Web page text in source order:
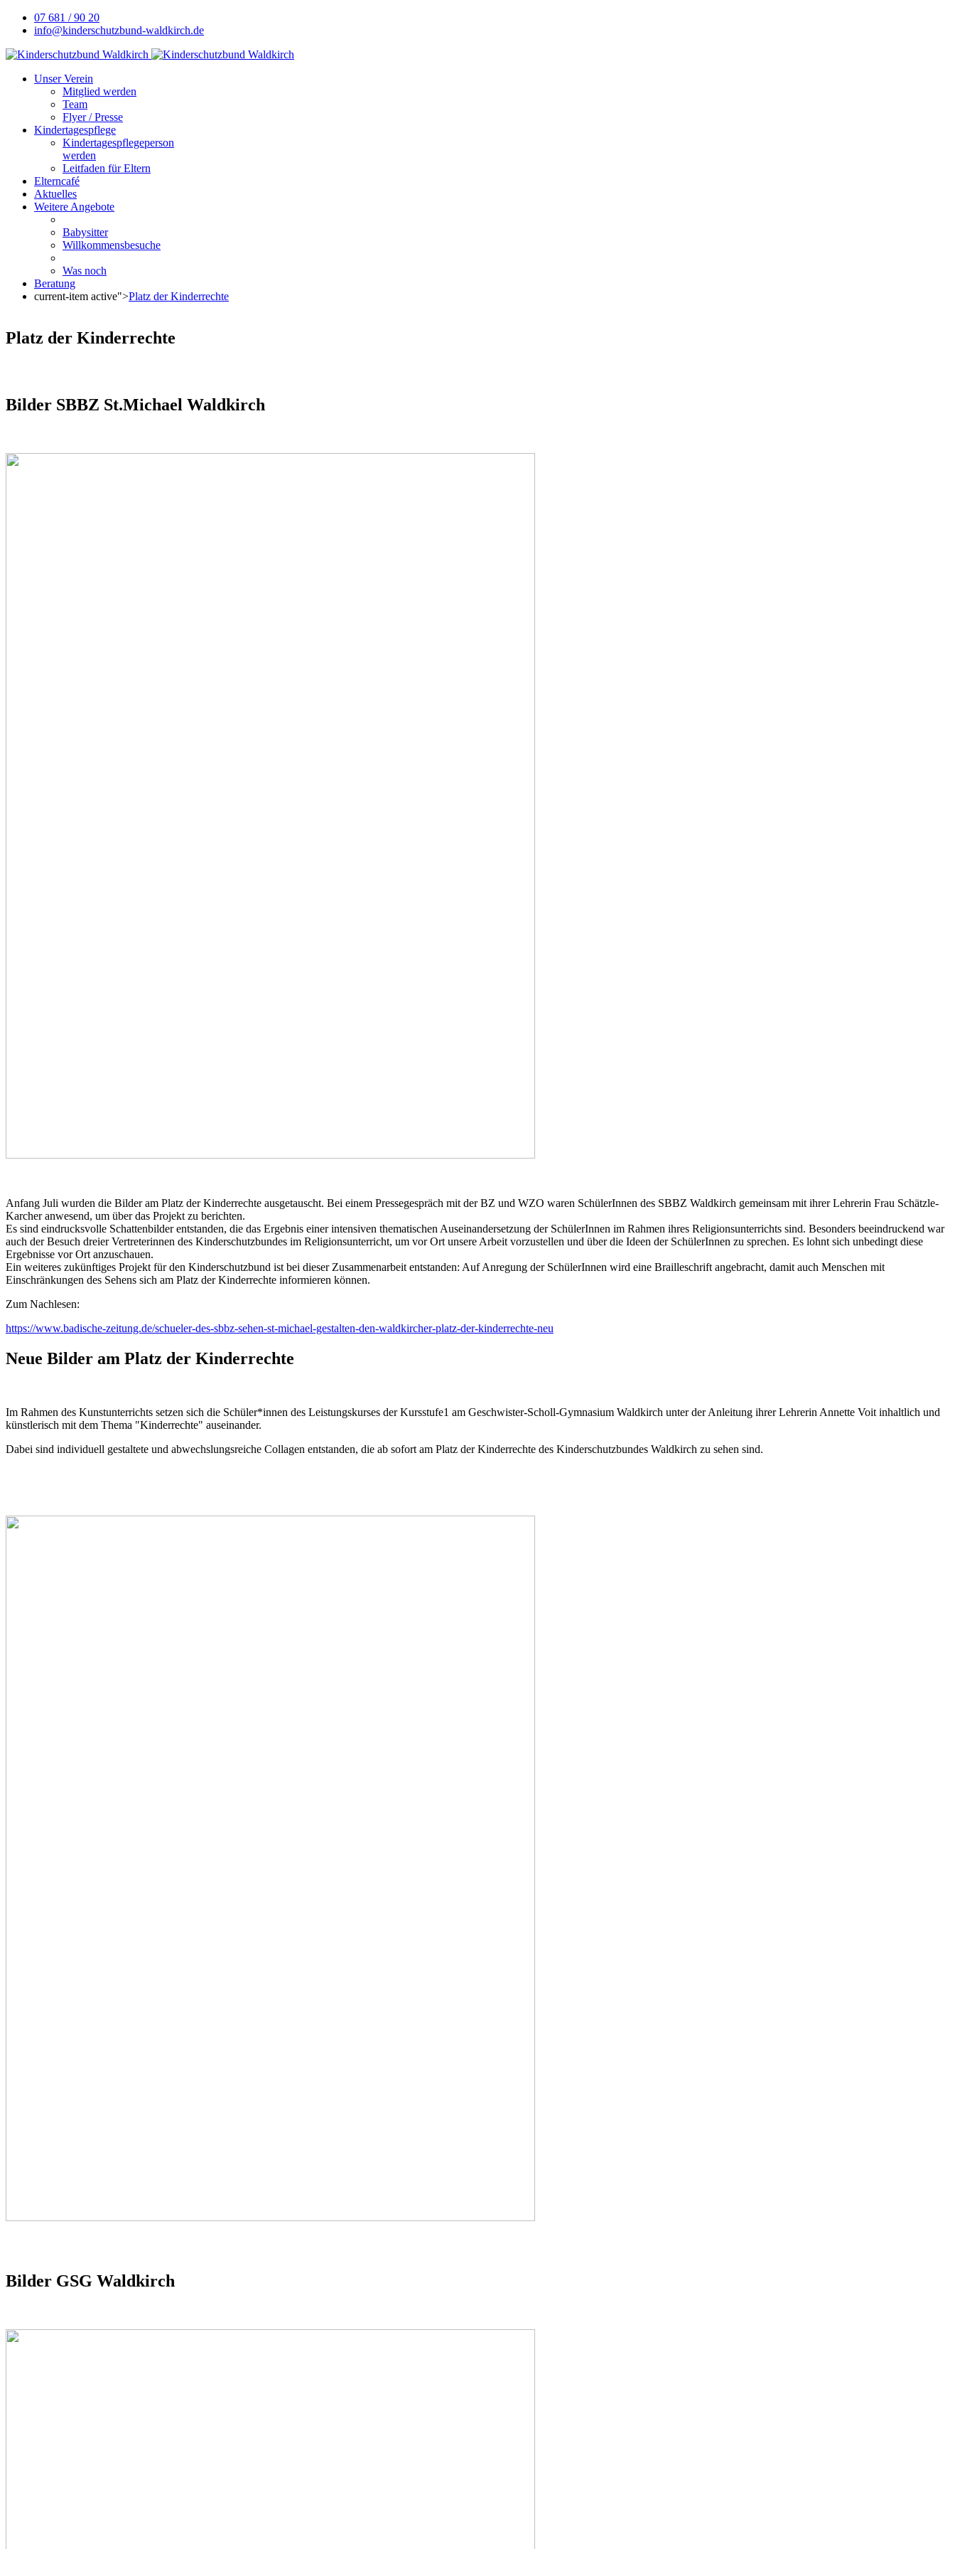
07 681 / 90 20
info@kinderschutzbund-waldkirch.de
Unser Verein
Mitglied werden
Team
Flyer / Presse
Kindertagespflege
Kindertagespflegeperson
werden
Leitfaden für Eltern
Elterncafé
Aktuelles
Weitere Angebote
Babysitter
Willkommensbesuche
Was noch
Beratung
current-item active">Platz der Kinderrechte
Platz der Kinderrechte
Bilder SBBZ St.Michael Waldkirch
Anfang Juli wurden die Bilder am Platz der Kinderrechte ausgetauscht. Bei einem Pressegespräch mit der BZ und WZO waren SchülerInnen des SBBZ Waldkirch gemeinsam mit ihrer Lehrerin Frau Schätzle-
Karcher anwesend, um über das Projekt zu berichten.
Es sind eindrucksvolle Schattenbilder entstanden, die das Ergebnis einer intensiven thematischen Auseinandersetzung der SchülerInnen im Rahmen ihres Religionsunterrichts sind. Besonders beeindruckend war
auch der Besuch dreier Vertreterinnen des Kinderschutzbundes im Religionsunterricht, um vor Ort unsere Arbeit vorzustellen und über die Ideen der SchülerInnen zu sprechen. Es lohnt sich unbedingt diese
Ergebnisse vor Ort anzuschauen.
Ein weiteres zukünftiges Projekt für den Kinderschutzbund ist bei dieser Zusammenarbeit entstanden: Auf Anregung der SchülerInnen wird eine Brailleschrift angebracht, damit auch Menschen mit
Einschränkungen des Sehens sich am Platz der Kinderrechte informieren können.
Zum Nachlesen:
https://www.badische-zeitung.de/schueler-des-sbbz-sehen-st-michael-gestalten-den-waldkircher-platz-der-kinderrechte-neu
Neue Bilder am Platz der Kinderrechte
Im Rahmen des Kunstunterrichts setzen sich die Schüler*innen des Leistungskurses der Kursstufe1 am Geschwister-Scholl-Gymnasium Waldkirch unter der Anleitung ihrer Lehrerin Annette Voit inhaltlich und
künstlerisch mit dem Thema "Kinderrechte" auseinander.
Dabei sind individuell gestaltete und abwechslungsreiche Collagen entstanden, die ab sofort am Platz der Kinderrechte des Kinderschutzbundes Waldkirch zu sehen sind.
Bilder GSG Waldkirch